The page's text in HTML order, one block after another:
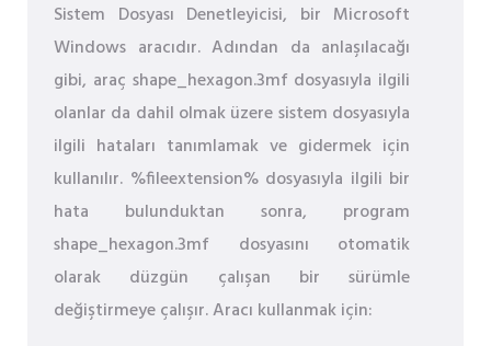
Sistem Dosyası Denetleyicisi, bir Microsoft
Windows aracıdır. Adından da anlaşılacağı
gibi, araç shape_hexagon.3mf dosyasıyla ilgili
olanlar da dahil olmak üzere sistem dosyasıyla
ilgili hataları tanımlamak ve gidermek için
kullanılır. %fileextension% dosyasıyla ilgili bir
hata bulunduktan sonra, program
shape_hexagon.3mf dosyasını otomatik
olarak düzgün çalışan bir sürümle
değiştirmeye çalışır. Aracı kullanmak için: